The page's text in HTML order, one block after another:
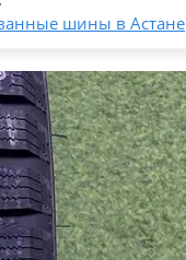
шины в Астане